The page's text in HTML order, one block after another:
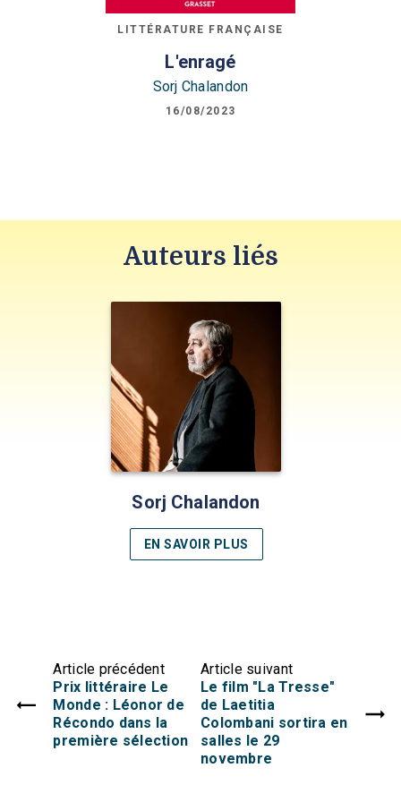
LITTÉRATURE FRANÇAISE
L'enragé
Sorj Chalandon
16/08/2023
Auteurs liés
Sorj Chalandon
EN SAVOIR PLUS
Article précédent
Prix littéraire Le
Monde : Léonor de
Récondo dans la
première sélection
Article suivant
Le film "La Tresse"
de Laetitia
Colombani sortira en
salles le 29
novembre